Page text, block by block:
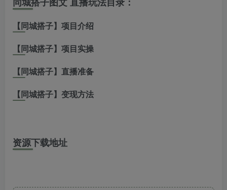
【同城搭子】项目介绍
【同城搭子】项目实操
【同城搭子】直播准备
【同城搭子】变现方法
资源下载地址